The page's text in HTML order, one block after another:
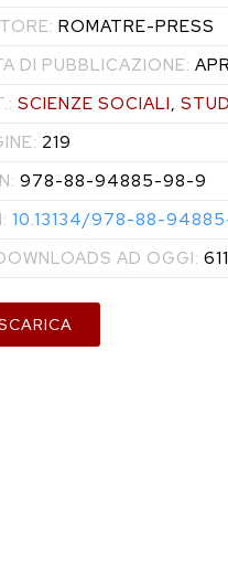
ROMATRE-PRESS
DI PUBBLICAZIONE:
SCIENZE SOCIALI,
219
978-88-94885-98-9
10.13134/978-88-
AD OGGI: 611